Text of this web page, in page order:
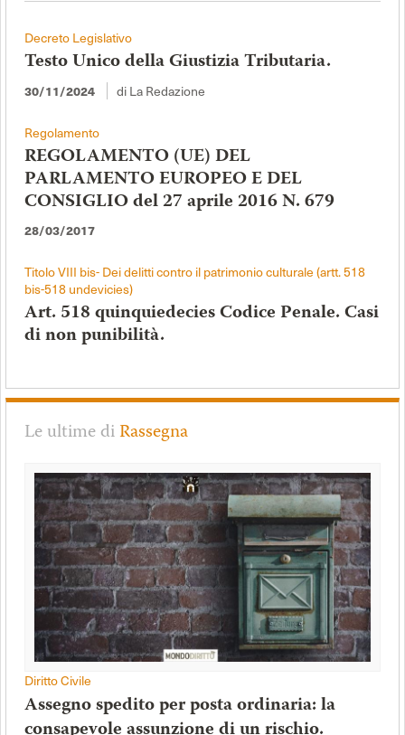
Decreto Legislativo
Testo Unico della Giustizia Tributaria.
30/11/2024 di La Redazione
Regolamento
REGOLAMENTO (UE) DEL
PARLAMENTO EUROPEO E DEL
CONSIGLIO del 27 aprile 2016 N. 679
28/03/2017
Titolo VIII bis- Dei delitti contro il patrimonio culturale (artt. 518
bis-518 undevicies)
Art. 518 quinquiedecies Codice Penale. Casi
di non punibilità.
Le ultime diRassegna
Diritto Civile
Assegno spedito per posta ordinaria: la